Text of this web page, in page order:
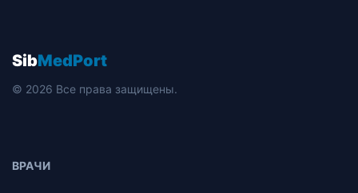
SibMedPort
© 2026 Все права защищены.
ВРАЧИ